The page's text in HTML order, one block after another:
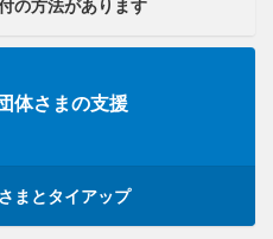
の方法があります
体さまの支援
まとタイアップ